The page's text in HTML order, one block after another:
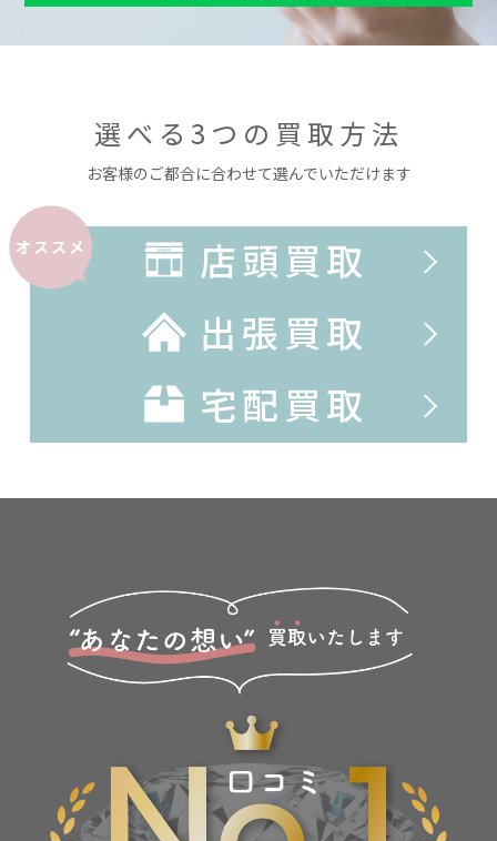
選べる3つの買取方法
お客様のご都合に合わせて選んでいただけます
オススメ
店頭買取
出張買取
宅配買取